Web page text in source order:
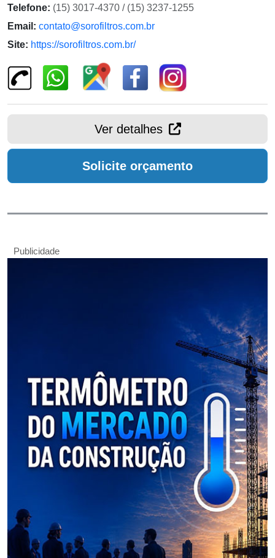
Telefone: (15) 3017-4370 / (15) 3237-1255
Email: contato@sorofiltros.com.br
Site: https://sorofiltros.com.br/
Ver detalhes
Solicite orçamento
Publicidade